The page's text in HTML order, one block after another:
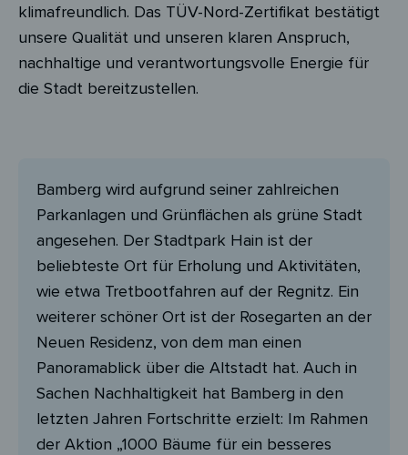
klimafreundlich. Das TÜV-Nord-Zertifikat bestätigt
unsere Qualität und unseren klaren Anspruch,
nachhaltige und verantwortungsvolle Energie für
die Stadt bereitzustellen.
Bamberg wird aufgrund seiner zahlreichen
Parkanlagen und Grünflächen als grüne Stadt
angesehen. Der Stadtpark Hain ist der
beliebteste Ort für Erholung und Aktivitäten,
wie etwa Tretbootfahren auf der Regnitz. Ein
weiterer schöner Ort ist der Rosegarten an der
Neuen Residenz, von dem man einen
Panoramablick über die Altstadt hat. Auch in
Sachen Nachhaltigkeit hat Bamberg in den
letzten Jahren Fortschritte erzielt: Im Rahmen
der Aktion „1000 Bäume für ein besseres